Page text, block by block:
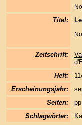
Titel:
Zeitschrift:
Heft:
Erscheinungsjahr:
Seiten:
Schlagwörter: